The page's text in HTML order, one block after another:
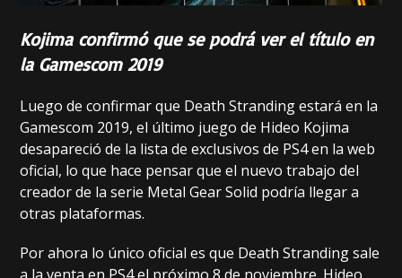
Kojima confirmó que se podrá ver el título en
la Gamescom 2019
Luego de confirmar que Death Stranding estará en la
Gamescom 2019, el último juego de Hideo Kojima
desapareció de la lista de exclusivos de PS4 en la web
oficial, lo que hace pensar que el nuevo trabajo del
creador de la serie Metal Gear Solid podría llegar a
otras plataformas.
Por ahora lo único oficial es que Death Stranding sale